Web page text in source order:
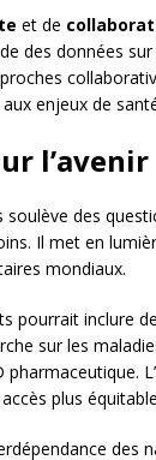
et de
des données
enjeux de
l’avenir
des
Il met en
mondiaux.
pourrait inclure
sur les
plus
des